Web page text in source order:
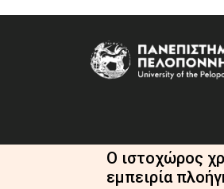
Image
Ο ιστοχώρος
εμπειρία